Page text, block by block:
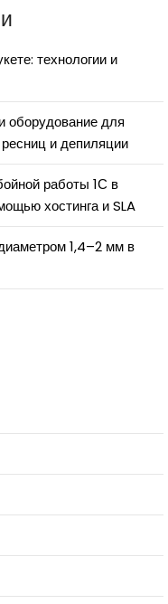
технологии и
оборудование для
и депиляции
работы 1С в
хостинга и SLA
1,4–2 мм в